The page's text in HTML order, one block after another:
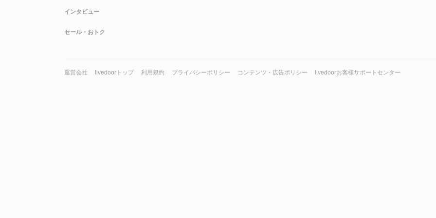
インタビュー
セール・おトク
運営会社 livedoorトップ 利用規約 プライバシーポリシー コンテンツ・広告ポリシー livedoorお客様サポートセンター